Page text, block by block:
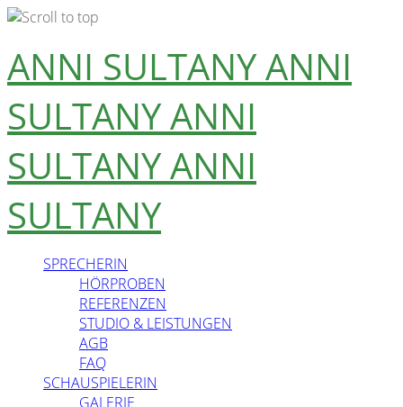
Skip
to
content
ANNI SULTANYANNI
SULTANYANNI
SULTANYANNI
SULTANY
SPRECHERIN
HÖRPROBEN
REFERENZEN
STUDIO & LEISTUNGEN
AGB
FAQ
SCHAUSPIELERIN
GALERIE